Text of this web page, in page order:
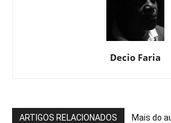
Decio Faria
ARTIGOS RELACIONADOS Mais do